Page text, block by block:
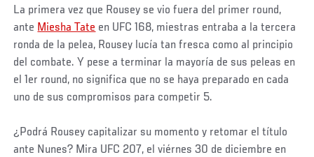
La primera vez que Rousey se vio fuera del primer round,
ante Miesha Tate en UFC 168, miestras entraba a la tercera
ronda de la pelea, Rousey lucía tan fresca como al principio
del combate. Y pese a terminar la mayoría de sus peleas en
el 1er round, no significa que no se haya preparado en cada
uno de sus compromisos para competir 5.
¿Podrá Rousey capitalizar su momento y retomar el título
ante Nunes? Mira UFC 207, el viérnes 30 de diciembre en